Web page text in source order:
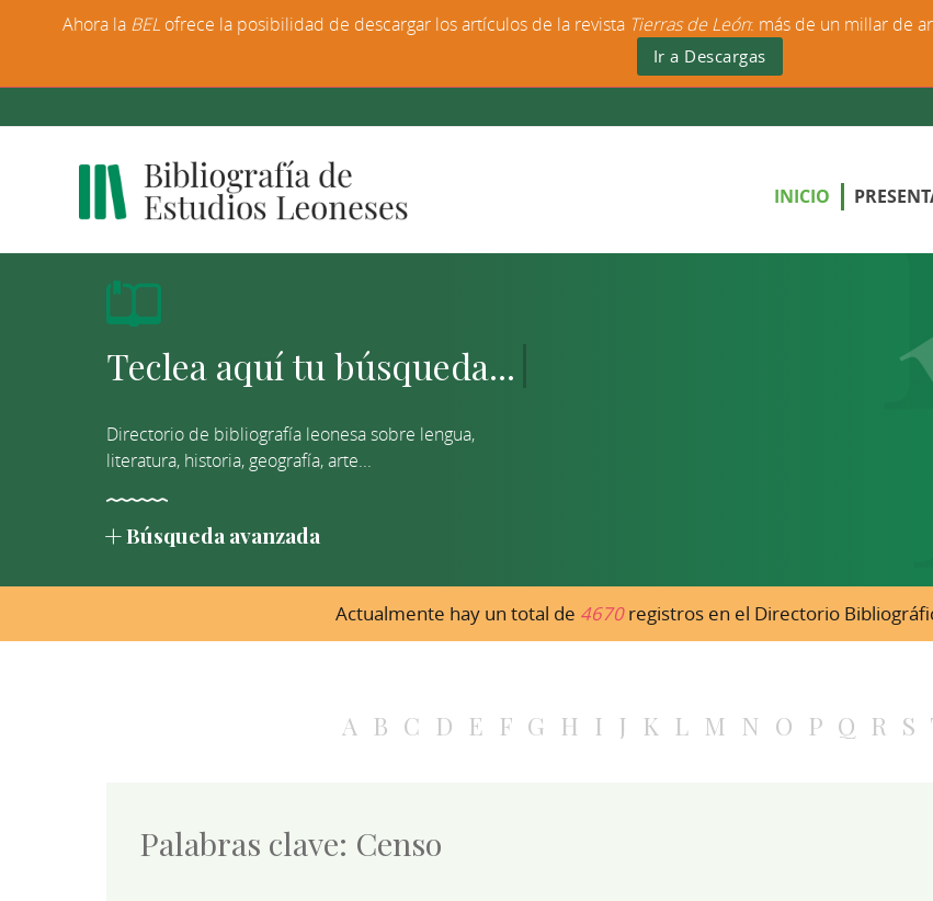
INICIO
Directorio de bibliografía leonesa sobre lengua,
literatura, historia, geografía, arte...
Búsqueda avanzada
Actualmente hay un total de 4670registros en el Directorio
A B C D E F G H I J K L M N O P Q R S
Palabras clave: Censo
Ahora la BEL ofrece la posibilidad de descargar los artículos de la revista Tierras de León: más de un millar de
Ir a Descargas